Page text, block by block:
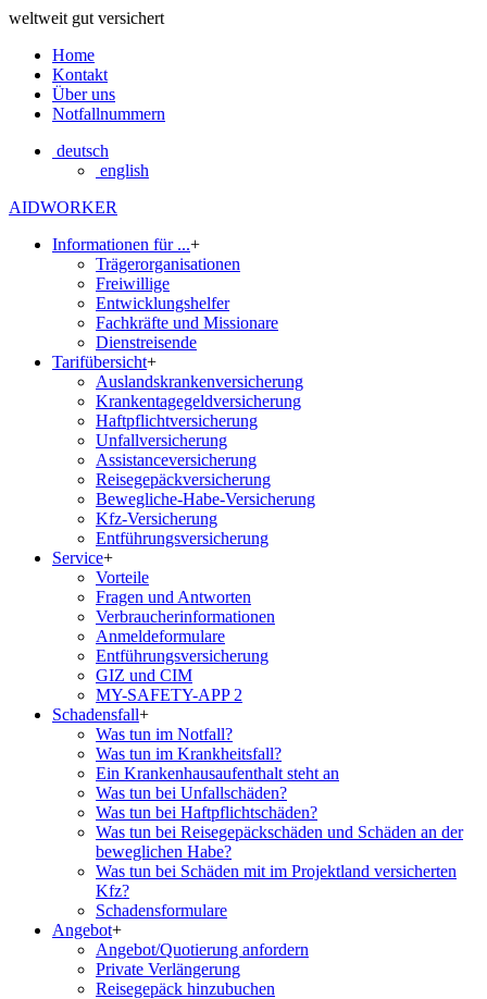
weltweit gut versichert
Home
Kontakt
Über uns
Notfallnummern
deutsch
english
AIDWORKER
Informationen für ...+
Trägerorganisationen
Freiwillige
Entwicklungshelfer
Fachkräfte und Missionare
Dienstreisende
Tarifübersicht+
Auslandskrankenversicherung
Krankentagegeldversicherung
Haftpflichtversicherung
Unfallversicherung
Assistanceversicherung
Reisegepäckversicherung
Bewegliche-Habe-Versicherung
Kfz-Versicherung
Entführungsversicherung
Service+
Vorteile
Fragen und Antworten
Verbraucherinformationen
Anmeldeformulare
Entführungsversicherung
GIZ und CIM
MY-SAFETY-APP 2
Schadensfall+
Was tun im Notfall?
Was tun im Krankheitsfall?
Ein Krankenhausaufenthalt steht an
Was tun bei Unfallschäden?
Was tun bei Haftpflichtschäden?
Was tun bei Reisegepäckschäden und Schäden an der
beweglichen Habe?
Was tun bei Schäden mit im Projektland versicherten
Kfz?
Schadensformulare
Angebot+
Angebot/Quotierung anfordern
Private Verlängerung
Reisegepäck hinzubuchen